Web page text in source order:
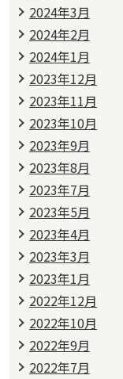
2024年3月
2024年2月
2024年1月
2023年12月
2023年11月
2023年10月
2023年9月
2023年8月
2023年7月
2023年5月
2023年4月
2023年3月
2023年1月
2022年12月
2022年10月
2022年9月
2022年7月